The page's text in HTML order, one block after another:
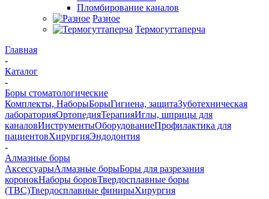
Пломбирование каналов
Разное
Термогуттаперча
Главная
-
Каталог
-
Боры стоматологические
Комплекты, НаборыБорыГигиена, защитаЗуботехническая
лабораторияОртопедияТерапияИглы, шприцы для
каналовИнструментыОборудованиеПрофилактика для
пациентовХирургияЭндодонтия
-
Алмазные боры
АксессуарыАлмазные борыБоры для разрезания
коронокНаборы боровТвердосплавные боры
(ТВС)Твердосплавные финирыХирургия